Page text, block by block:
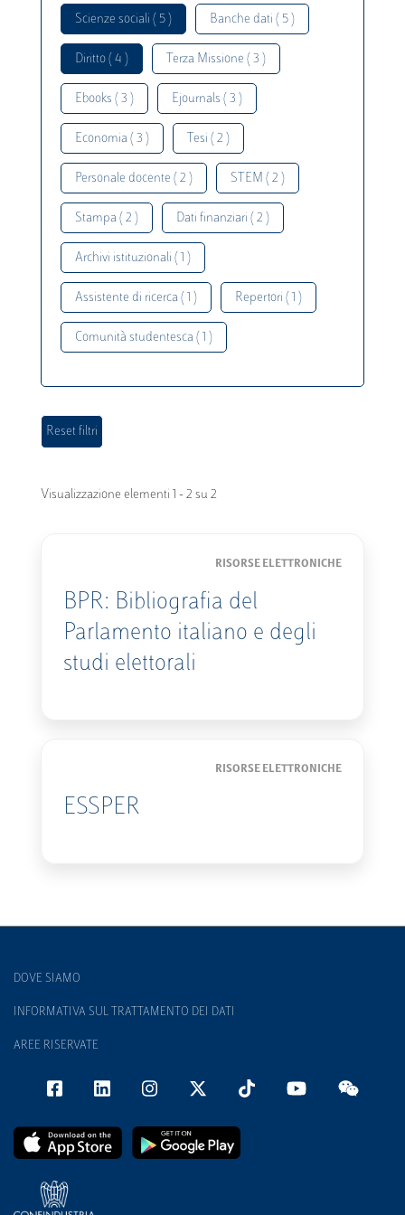
Scienze sociali ( 5 ) Banche dati ( 5 )
Diritto ( 4 ) Terza Missione ( 3 )
Ebooks ( 3 ) Ejournals ( 3 )
Economia ( 3 ) Tesi ( 2 )
Personale docente ( 2 ) STEM ( 2 )
Stampa ( 2 ) Dati finanziari ( 2 )
Archivi istituzionali ( 1 )
Assistente di ricerca ( 1 ) Repertori ( 1 )
Comunità studentesca ( 1 )
Visualizzazione elementi 1 - 2 su 2
RISORSE ELETTRONICHE
BPR: Bibliografia del
Parlamento italiano e degli
studi elettorali
RISORSE ELETTRONICHE
ESSPER
DOVE SIAMO
INFORMATIVA SUL TRATTAMENTO DEI DATI
AREE RISERVATE